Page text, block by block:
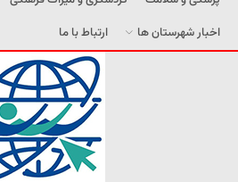
اخبار شهرستان ها
ارتباط با ما